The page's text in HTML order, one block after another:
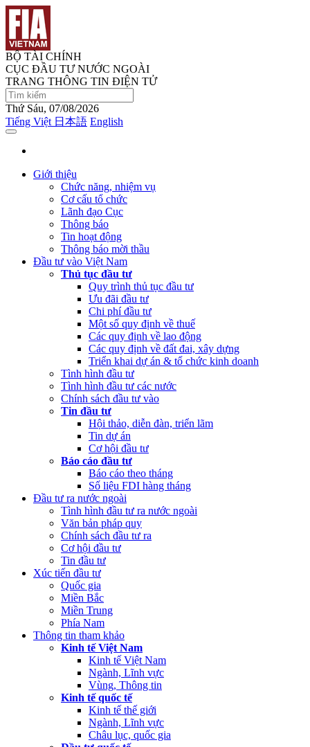
BỘ TÀI CHÍNH
CỤC ĐẦU TƯ NƯỚC NGOÀI
TRANG THÔNG TIN ĐIỆN TỬ
Thứ Sáu, 07/08/2026
Tiếng Việt 日本語 English
Giới thiệu
Chức năng, nhiệm vụ
Cơ cấu tổ chức
Lãnh đạo Cục
Thông báo
Tin hoạt động
Thông báo mời thầu
Đầu tư vào Việt Nam
Thủ tục đầu tư
Quy trình thủ tục đầu tư
Ưu đãi đầu tư
Chi phí đầu tư
Một số quy định về thuế
Các quy định về lao động
Các quy định về đất đai, xây dựng
Triển khai dự án & tổ chức kinh doanh
Tình hình đầu tư
Tình hình đầu tư các nước
Chính sách đầu tư vào
Tin đầu tư
Hội thảo, diễn đàn, triển lãm
Tin dự án
Cơ hội đầu tư
Báo cáo đầu tư
Báo cáo theo tháng
Số liệu FDI hàng tháng
Đầu tư ra nước ngoài
Tình hình đầu tư ra nước ngoài
Văn bản pháp quy
Chính sách đầu tư ra
Cơ hội đầu tư
Tin đầu tư
Xúc tiến đầu tư
Quốc gia
Miền Bắc
Miền Trung
Phía Nam
Thông tin tham khảo
Kinh tế Việt Nam
Kinh tế Việt Nam
Ngành, Lĩnh vực
Vùng, Thông tin
Kinh tế quốc tế
Kinh tế thế giới
Ngành, Lĩnh vực
Châu lục, quốc gia